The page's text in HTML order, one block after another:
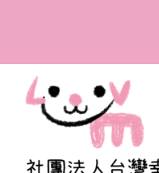
全台首間
故事，體
我們的認